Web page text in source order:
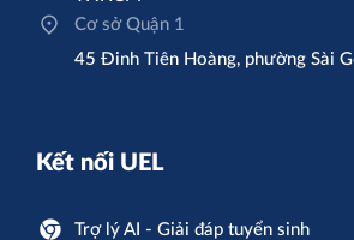
Cơ sở Quận 1
45 Đinh Tiên Hoàng, phường Sài
Kết nối UEL
Trợ lý AI - Giải đáp tuyển sinh